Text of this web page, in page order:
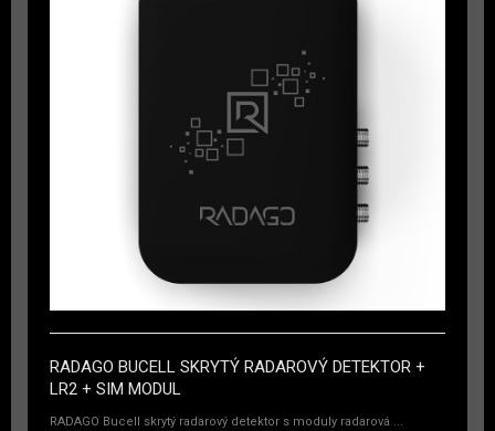
RADAGO BUCELL SKRYTÝ RADAROVÝ DETEKTOR +
LR2 + SIM MODUL
RADAGO Bucell skrytý radarový detektor s moduly radarová ...